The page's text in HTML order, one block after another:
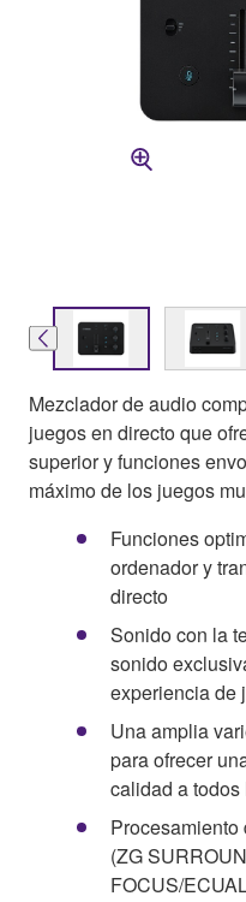
Mezclador de audio
juegos en directo que
superior y funciones
máximo de los juegos
Funciones
ordenador y
directo
Sonido con la
sonido
experiencia de
Una amplia
para ofrecer
calidad a
(ZG
FOCUS/